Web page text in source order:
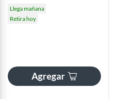
Llega mañana
Retira hoy
Agregar